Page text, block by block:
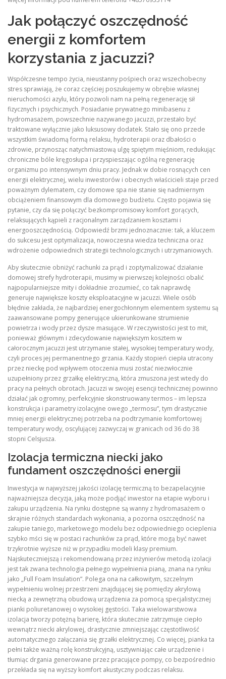
Jak połączyć oszczędność
energii z komfortem
korzystania z jacuzzi?
Współczesne tempo życia, nieustanny pośpiech oraz wszechobecny
stres sprawiają, że coraz częściej poszukujemy w obrębie własnej
nieruchomości azylu, który pozwoli nam na pełną regenerację sił
fizycznych i psychicznych. Posiadanie prywatnego minibasenu z
hydromasażem, powszechnie nazywanego jacuzzi, przestało być
traktowane wyłącznie jako luksusowy dodatek. Stało się ono przede
wszystkim świadomą formą relaksu, hydroterapii oraz dbałości o
zdrowie, przynosząc natychmiastową ulgę spiętym mięśniom, redukując
chroniczne bóle kręgosłupa i przyspieszając ogólną regenerację
organizmu po intensywnym dniu pracy. Jednak w dobie rosnących cen
energii elektrycznej, wielu inwestorów i obecnych właścicieli staje przed
poważnym dylematem, czy domowe spa nie stanie się nadmiernym
obciążeniem finansowym dla domowego budżetu. Często pojawia się
pytanie, czy da się połączyć bezkompromisowy komfort gorących,
relaksujących kąpieli z racjonalnym zarządzaniem kosztami i
energooszczędnością. Odpowiedź brzmi jednoznacznie: tak, a kluczem
do sukcesu jest optymalizacja, nowoczesna wiedza techniczna oraz
wdrożenie odpowiednich strategii technologicznych i utrzymaniowych.
Aby skutecznie obniżyć rachunki za prąd i zoptymalizować działanie
domowej strefy hydroterapii, musimy w pierwszej kolejności obalić
najpopularniejsze mity i dokładnie zrozumieć, co tak naprawdę
generuje największe koszty eksploatacyjne w jacuzzi. Wiele osób
błędnie zakłada, że najbardziej energochłonnym elementem systemu są
zaawansowane pompy generujące ukierunkowane strumienie
powietrza i wody przez dysze masujące. W rzeczywistości jest to mit,
ponieważ głównym i zdecydowanie największym kosztem w
całorocznym jacuzzi jest utrzymanie stałej, wysokiej temperatury wody,
czyli proces jej permanentnego grzania. Każdy stopień ciepła utracony
przez nieckę pod wpływem otoczenia musi zostać niezwłocznie
uzupełniony przez grzałkę elektryczną, która zmuszona jest wtedy do
pracy na pełnych obrotach. Jacuzzi w swojej esencji technicznej powinno
działać jak ogromny, perfekcyjnie skonstruowany termos – im lepsza
konstrukcja i parametry izolacyjne owego „termosu”, tym drastycznie
mniej energii elektrycznej potrzeba na podtrzymanie komfortowej
temperatury wody, oscylującej zazwyczaj w granicach od 36 do 38
stopni Celsjusza.
Izolacja termiczna niecki jako
fundament oszczędności energii
Inwestycja w najwyższej jakości izolację termiczną to bezapelacyjnie
najważniejsza decyzja, jaką może podjąć inwestor na etapie wyboru i
zakupu urządzenia. Na rynku dostępne są wanny z hydromasażem o
skrajnie różnych standardach wykonania, a pozorna oszczędność na
zakupie taniego, marketowego modelu bez odpowiedniego ocieplenia
szybko mści się w postaci rachunków za prąd, które mogą być nawet
trzykrotnie wyższe niż w przypadku modeli klasy premium.
Najskuteczniejszą i rekomendowaną przez inżynierów metodą izolacji
jest tak zwana technologia pełnego wypełnienia pianą, znana na rynku
jako „Full Foam Insulation”. Polega ona na całkowitym, szczelnym
wypełnieniu wolnej przestrzeni znajdującej się pomiędzy akrylową
niecką a zewnętrzną obudową urządzenia za pomocą specjalistycznej
pianki poliuretanowej o wysokiej gęstości. Taka wielowarstwowa
izolacja tworzy potężną barierę, która skutecznie zatrzymuje ciepło
wewnątrz niecki akrylowej, drastycznie zmniejszając częstotliwość
automatycznego załączania się grzałki elektrycznej. Co więcej, pianka ta
pełni także ważną rolę konstrukcyjną, usztywniając całe urządzenie i
tłumiąc drgania generowane przez pracujące pompy, co bezpośrednio
przekłada się na wyższy komfort akustyczny podczas relaksu.